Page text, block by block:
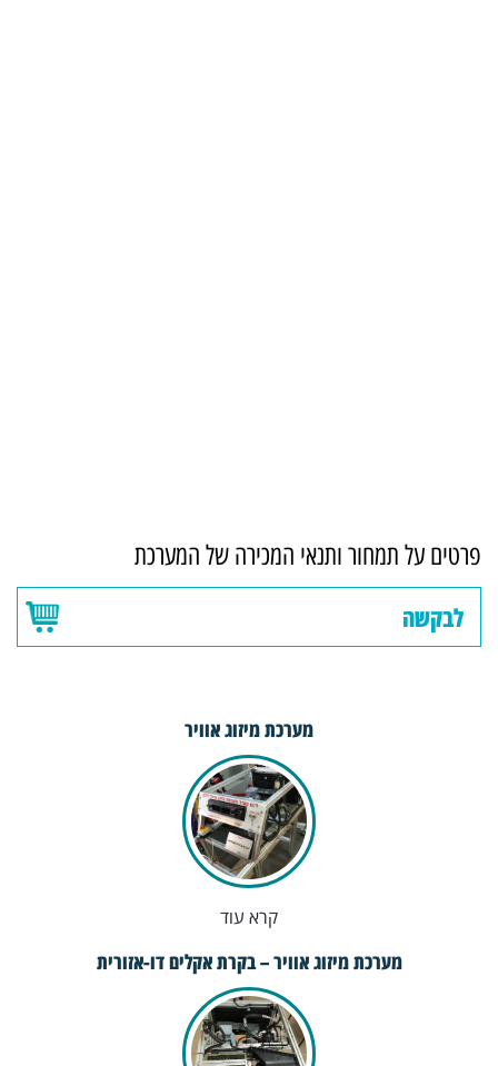
פרטים על תמחור ותנאי המכירה של המערכת
לבקשה
מערכת מיזוג אוויר
קרא עוד
מערכת מיזוג אוויר – בקרת אקלים דו-אזורית